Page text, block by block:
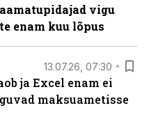
vigu
enam kuu lõpus
13.07.26, 07:30
ja Excel enam ei
maksuametisse